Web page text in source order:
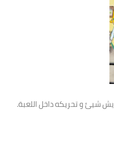
شيئ و تحريكه داخل اللعبة.